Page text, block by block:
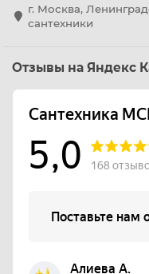
г. Москва,
сантехники
Отзывы на Яндекс